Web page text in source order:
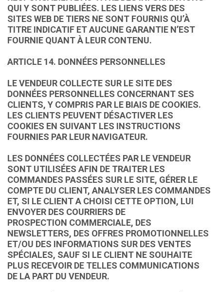
QUI Y SONT PUBLIÉES. LES LIENS VERS DES
SITES WEB DE TIERS NE SONT FOURNIS QU’À
TITRE INDICATIF ET AUCUNE GARANTIE N’EST
FOURNIE QUANT À LEUR CONTENU.
ARTICLE 14. DONNÉES PERSONNELLES
LE VENDEUR COLLECTE SUR LE SITE DES
DONNÉES PERSONNELLES CONCERNANT SES
CLIENTS, Y COMPRIS PAR LE BIAIS DE COOKIES.
LES CLIENTS PEUVENT DÉSACTIVER LES
COOKIES EN SUIVANT LES INSTRUCTIONS
FOURNIES PAR LEUR NAVIGATEUR.
LES DONNÉES COLLECTÉES PAR LE VENDEUR
SONT UTILISÉES AFIN DE TRAITER LES
COMMANDES PASSÉES SUR LE SITE, GÉRER LE
COMPTE DU CLIENT, ANALYSER LES COMMANDES
ET, SI LE CLIENT A CHOISI CETTE OPTION, LUI
ENVOYER DES COURRIERS DE
PROSPECTION COMMERCIALE, DES
NEWSLETTERS, DES OFFRES PROMOTIONNELLES
ET/OU DES INFORMATIONS SUR DES VENTES
SPÉCIALES, SAUF SI LE CLIENT NE SOUHAITE
PLUS RECEVOIR DE TELLES COMMUNICATIONS
DE LA PART DU VENDEUR.